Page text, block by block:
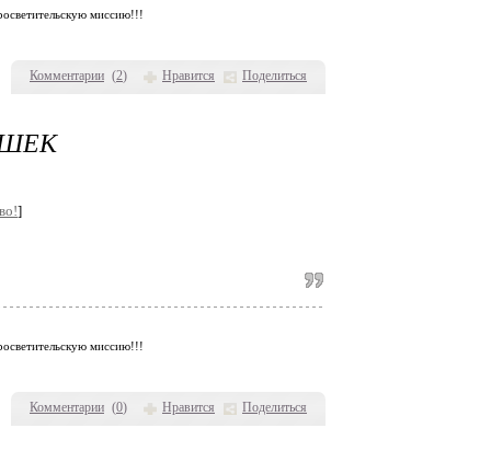
Комментарии (2) Нравится Поделиться
миссию!!!
Комментарии (0) Нравится Поделиться
]
миссию!!!